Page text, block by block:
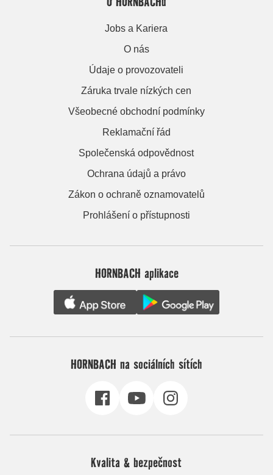
Jobs a Kariera
O nás
Údaje o provozovateli
Záruka trvale nízkých cen
Všeobecné obchodní podmínky
Reklamační řád
Společenská odpovědnost
Ochrana údajů a právo
Zákon o ochraně oznamovatelů
Prohlášení o přístupnosti
HORNBACH aplikace
HORNBACH na sociálních sítích
Kvalita & bezpečnost